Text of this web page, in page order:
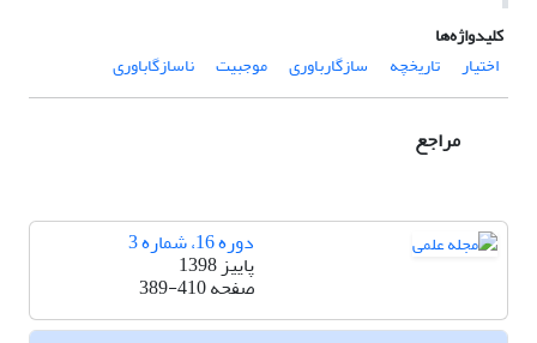
کلیدواژه‌ها
اختیار
تاریخچه سازگارباوری موجبیت ناسازگاباوری
مراجع
دوره 16، شماره 3
پاییز 1398
صفحه389-410